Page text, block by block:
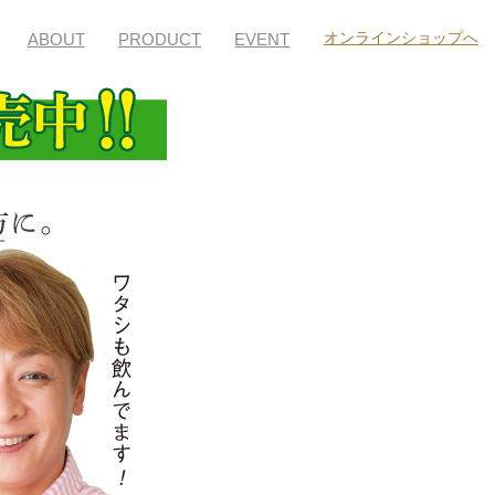
ABOUT PRODUCT EVENT オンラインショップへ